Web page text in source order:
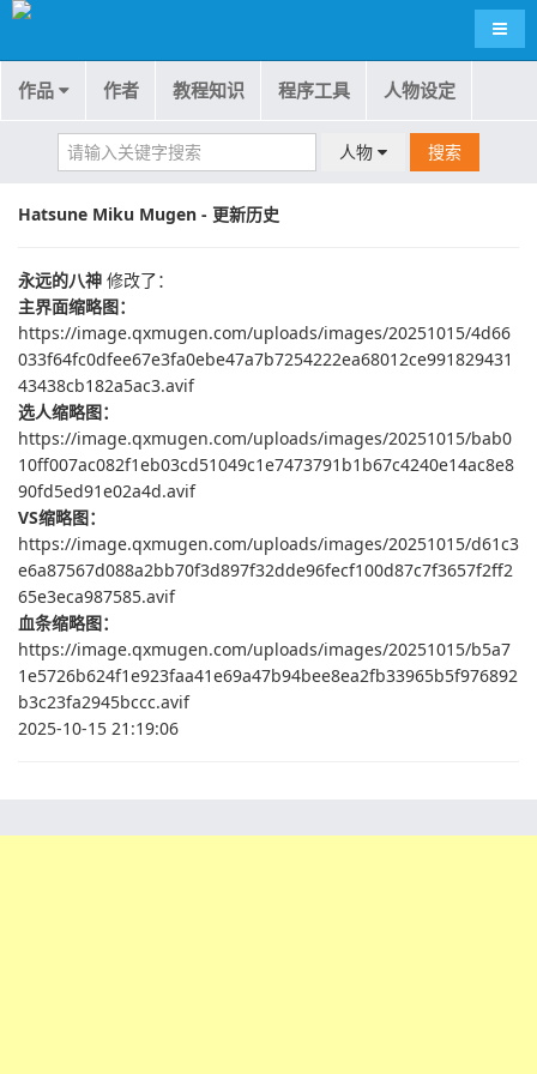
导航
作品 作者 教程知识 程序工具 人物设定
人物 搜索
Hatsune Miku Mugen - 更新历史
永远的八神 修改了：
主界面缩略图：
https://image.qxmugen.com/uploads/images/20251015/4d66
033f64fc0dfee67e3fa0ebe47a7b7254222ea68012ce991829431
43438cb182a5ac3.avif
选人缩略图：
https://image.qxmugen.com/uploads/images/20251015/bab0
10ff007ac082f1eb03cd51049c1e7473791b1b67c4240e14ac8e8
90fd5ed91e02a4d.avif
VS缩略图：
https://image.qxmugen.com/uploads/images/20251015/d61c3
e6a87567d088a2bb70f3d897f32dde96fecf100d87c7f3657f2ff2
65e3eca987585.avif
血条缩略图：
https://image.qxmugen.com/uploads/images/20251015/b5a7
1e5726b624f1e923faa41e69a47b94bee8ea2fb33965b5f976892
b3c23fa2945bccc.avif
2025-10-15 21:19:06